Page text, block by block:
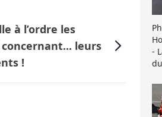
à l’ordre les
concernant... leurs
!
-